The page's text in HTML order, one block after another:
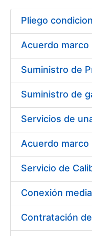
Erakutsi/Ezkutatu